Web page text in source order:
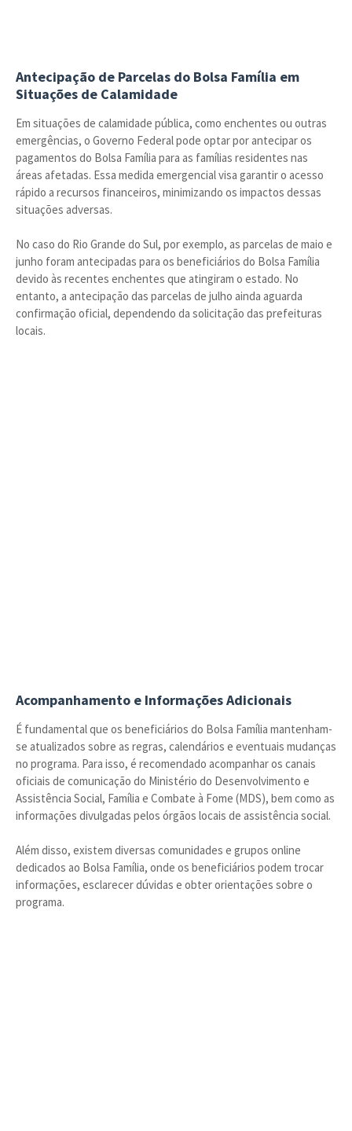
Antecipação de Parcelas do Bolsa Família em
Situações de Calamidade
Em situações de calamidade pública, como enchentes ou outras
emergências, o Governo Federal pode optar por antecipar os
pagamentos do Bolsa Família para as famílias residentes nas
áreas afetadas. Essa medida emergencial visa garantir o acesso
rápido a recursos financeiros, minimizando os impactos dessas
situações adversas.
No caso do Rio Grande do Sul, por exemplo, as parcelas de maio e
junho foram antecipadas para os beneficiários do Bolsa Família
devido às recentes enchentes que atingiram o estado. No
entanto, a antecipação das parcelas de julho ainda aguarda
confirmação oficial, dependendo da solicitação das prefeituras
locais.
Acompanhamento e Informações Adicionais
É fundamental que os beneficiários do Bolsa Família mantenham-
se atualizados sobre as regras, calendários e eventuais mudanças
no programa. Para isso, é recomendado acompanhar os canais
oficiais de comunicação do Ministério do Desenvolvimento e
Assistência Social, Família e Combate à Fome (MDS), bem como as
informações divulgadas pelos órgãos locais de assistência social.
Além disso, existem diversas comunidades e grupos online
dedicados ao Bolsa Família, onde os beneficiários podem trocar
informações, esclarecer dúvidas e obter orientações sobre o
programa.